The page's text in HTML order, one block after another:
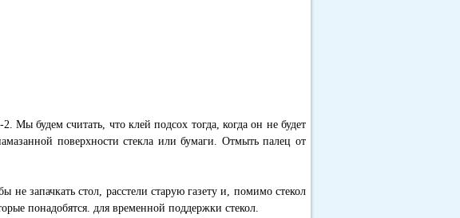
будем считать, что клей подсох тогда, когда он не будет
поверхности стекла или бумаги. Отмыть палец от
запачкать стол, расстели старую газету и, помимо стекол
понадобятся. для временной поддержки стекол.